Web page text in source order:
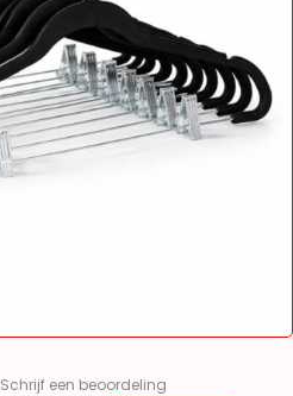
Schrijf een beoordeling